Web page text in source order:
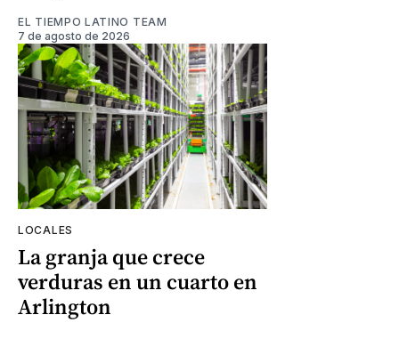
EL TIEMPO LATINO TEAM
7 de agosto de 2026
LOCALES
La granja que crece
verduras en un cuarto en
Arlington